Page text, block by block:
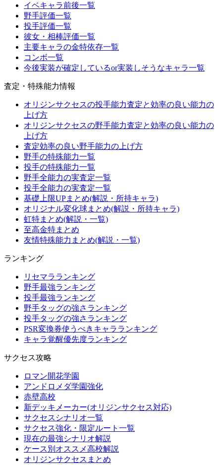
イベキャラ前後一覧
野手評価一覧
投手評価一覧
彼女・相棒評価一覧
主要キャラの金特依存一覧
コンボ一覧
今後実装が確定しているor実装しそうなキャラ一覧
査定・特殊能力情報
オリジンサクセスの投手能力査定と効率の良い能力の
上げ方
オリジンサクセスの野手能力査定と効率の良い能力の
上げ方
査定効率の良い野手能力の上げ方
野手の特殊能力一覧
投手の特殊能力一覧
野手全能力の実査定一覧
投手全能力の実査定一覧
基礎上限UPまとめ(解説・所持キャラ)
オリジナル変化球まとめ(解説・所持キャラ)
虹特まとめ(解説・一覧)
至高金特まとめ
友情特殊能力まとめ(解説・一覧)
ランキング
リセマラランキング
野手最強ランキング
投手最強ランキング
野手タッグの強さランキング
投手タッグの強さランキング
PSR変換券使うべきキャラランキング
キャラ覚醒優先度ランキング
サクセス攻略
ロマン開花学園
アンドロメダ学園強化
赤壁高校
新デッキメーカー(オリジンサクセス対応)
サクセスシナリオ一覧
サクセス強化・限定ルート一覧
現在の最強シナリオ解説
ケース別オススメ高校解説
オリジンサクセスまとめ